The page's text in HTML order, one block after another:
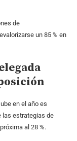
de
un 85 % en
en el año es
las estrategias de
al 28 %.